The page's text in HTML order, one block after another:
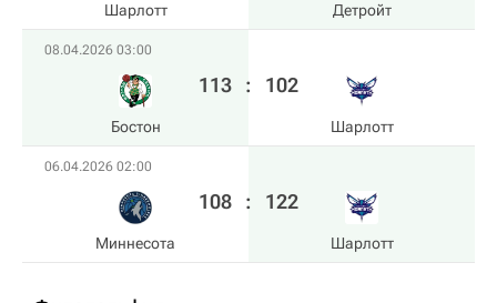
Шарлотт Детройт
08.04.2026 03:00
Бостон
113 : 102
Шарлотт
06.04.2026 02:00
Миннесота
108 : 122
Шарлотт